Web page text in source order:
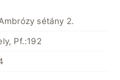
sétány 2.
Pf.:192